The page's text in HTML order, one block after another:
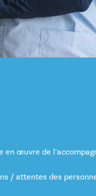
en œuvre de
/ attentes des